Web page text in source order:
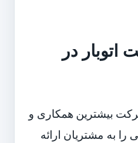
در
بیشترین همکاری و
به مشتریان ارائه